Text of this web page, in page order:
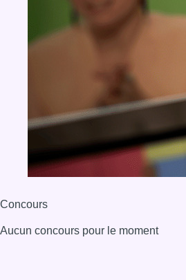
Concours
Aucun concours pour le moment